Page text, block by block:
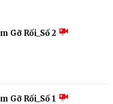
Gỡ Rối_Số 2
Gỡ Rối_Số 1